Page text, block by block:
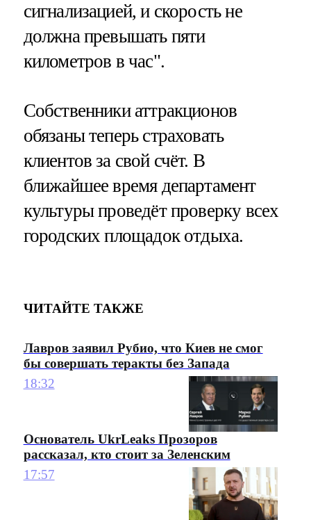
сигнализацией, и скорость не
должна превышать пяти
километров в час".
Собственники аттракционов
обязаны теперь страховать
клиентов за свой счёт. В
ближайшее время департамент
культуры проведёт проверку всех
городских площадок отдыха.
ЧИТАЙТЕ ТАКЖЕ
Лавров заявил Рубио, что Киев не смог
бы совершать теракты без Запада
18:32
Основатель UkrLeaks Прозоров
рассказал, кто стоит за Зеленским
17:57